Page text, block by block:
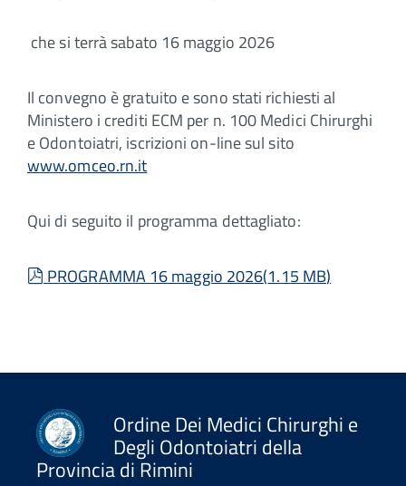
che si terrà sabato 16 maggio 2026
Il convegno è gratuito e sono stati richiesti al
Ministero i crediti ECM per n. 100 Medici Chirurghi
e Odontoiatri, iscrizioni on-line sul sito
www.omceo.rn.it
Qui di seguito il programma dettagliato:
pdf
PROGRAMMA 16 maggio 2026(1.15 MB)
Ordine Dei Medici Chirurghi e
Degli Odontoiatri della
Provincia di Rimini